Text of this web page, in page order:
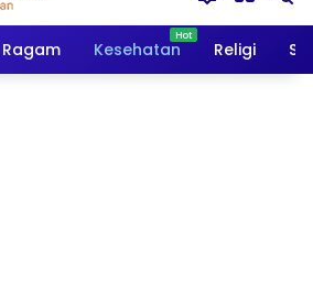
Ragam Kesehatan Religi